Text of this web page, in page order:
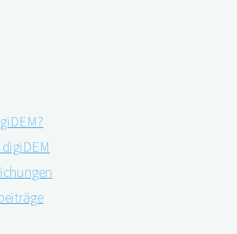
Palliativversorgung
oft zu spät:
bei Demenz